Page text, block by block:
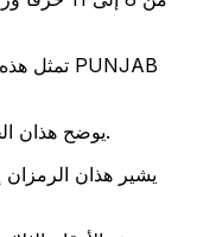
يوضح هذان الحرفان بلد البنك الهند.